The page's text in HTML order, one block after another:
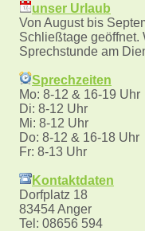
unser Urlaub
Von August bis
Schließtage geöffnet.
Sprechstunde am
Sprechzeiten
Mo: 8-12 & 16-19 Uhr
Di: 8-12 Uhr
Mi: 8-12 Uhr
Do: 8-12 & 16-18 Uhr
Fr: 8-13 Uhr
Kontaktdaten
Dorfplatz 18
83454 Anger
Tel: 08656 594